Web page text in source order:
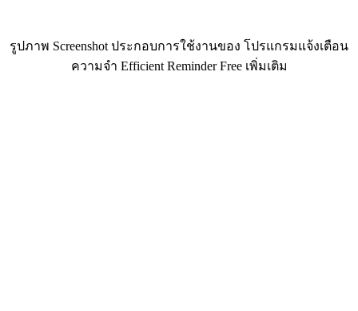
รูปภาพ Screenshot ประกอบการใช้งานของ โปรแกรมแจ้งเตือน
ความจำ Efficient Reminder Free เพิ่มเติม